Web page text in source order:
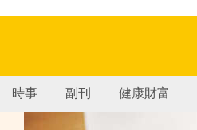
時事 副刊 健康財富